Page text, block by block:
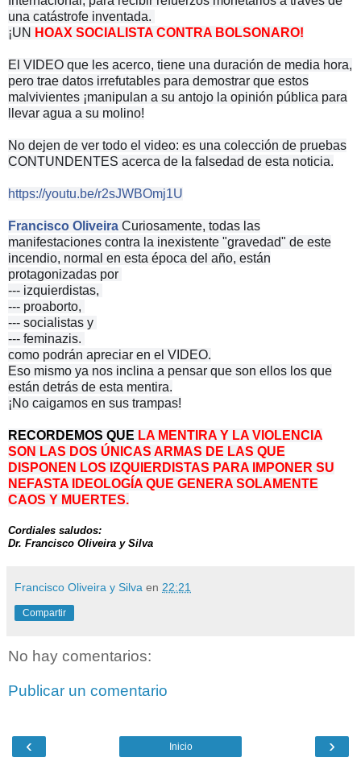
una catástrofe inventada.
¡UN HOAX SOCIALISTA CONTRA BOLSONARO!
El VIDEO que les acerco, tiene una duración de media hora,
pero trae datos irrefutables para demostrar que estos
malvivientes ¡manipulan a su antojo la opinión pública para
llevar agua a su molino!
No dejen de ver todo el video: es una colección de pruebas
CONTUNDENTES acerca de la falsedad de esta noticia.
https://youtu.be/r2sJWBOmj1U
Francisco Oliveira Curiosamente, todas las
manifestaciones contra la inexistente "gravedad" de este
incendio, normal en esta época del año, están
protagonizadas por
--- izquierdistas,
--- proaborto,
--- socialistas y
--- feminazis.
como podrán apreciar en el VIDEO.
Eso mismo ya nos inclina a pensar que son ellos los que
están detrás de esta mentira.
¡No caigamos en sus trampas!
RECORDEMOS QUE LA MENTIRA Y LA VIOLENCIA
SON LAS DOS ÚNICAS ARMAS DE LAS QUE
DISPONEN LOS IZQUIERDISTAS PARA IMPONER SU
NEFASTA IDEOLOGÍA QUE GENERA SOLAMENTE
CAOS Y MUERTES.
Cordiales saludos:
Dr. Francisco Oliveira y Silva
Francisco Oliveira y Silva en 22:21
Compartir
No hay comentarios:
Publicar un comentario
‹ ›
Inicio